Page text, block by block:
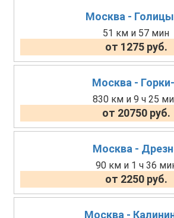
Москва -
51 км и 57 мин
от 1275 руб.
Москва -
830 км и 9 ч 25
от 20750 руб.
Москва -
90 км и 1 ч 36
от 2250 руб.
Москва -